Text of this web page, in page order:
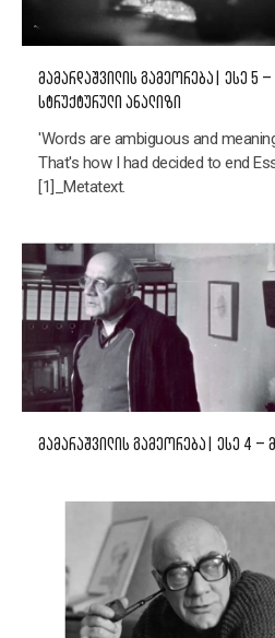
ᲛᲐᲛᲐᲠᲓᲐᲨᲕᲘᲚᲘᲡ ᲒᲐᲛᲔᲝᲠᲔᲑᲐ| ᲔᲡᲔ 5
ᲡᲢᲠᲣᲥᲢᲣᲠᲣᲚᲘ ᲐᲜᲐᲚᲘᲖᲘ
'Words are ambiguous and
That's how I had decided to end
[1]_Metatext.
ᲛᲐᲛᲐᲠᲐᲨᲕᲘᲚᲘᲡ ᲒᲐᲛᲔᲝᲠᲔᲑᲐ| ᲔᲡᲔ 4 –